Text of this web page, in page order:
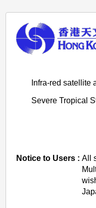
Infra-red satellite
Severe Tropical
Notice to Users :All